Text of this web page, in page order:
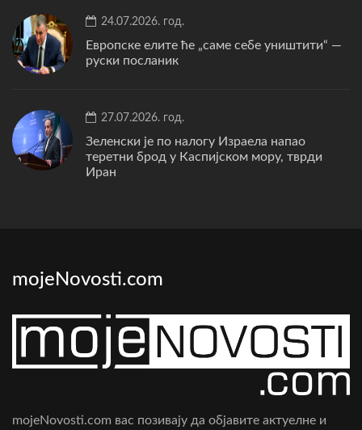
24.07.2026. год.
Европске елите ће „саме себе уништити“ —
руски посланик
27.07.2026. год.
Зеленски је по налогу Израела напао
теретни брод у Каспијском мору, тврди
Иран
mojeNovosti.com
mojeNovosti.com вас позивају да објавите актуелне и